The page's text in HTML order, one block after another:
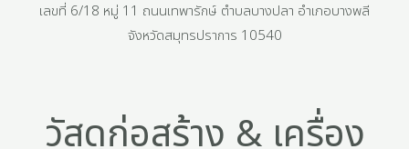
เลขที่ 6/18 หมู่ 11 ถนนเทพารักษ์ ตำบลบางปลา อำเภอบางพลี
จังหวัดสมุทรปราการ 10540
วัสดุก่อสร้าง & เครื่อง